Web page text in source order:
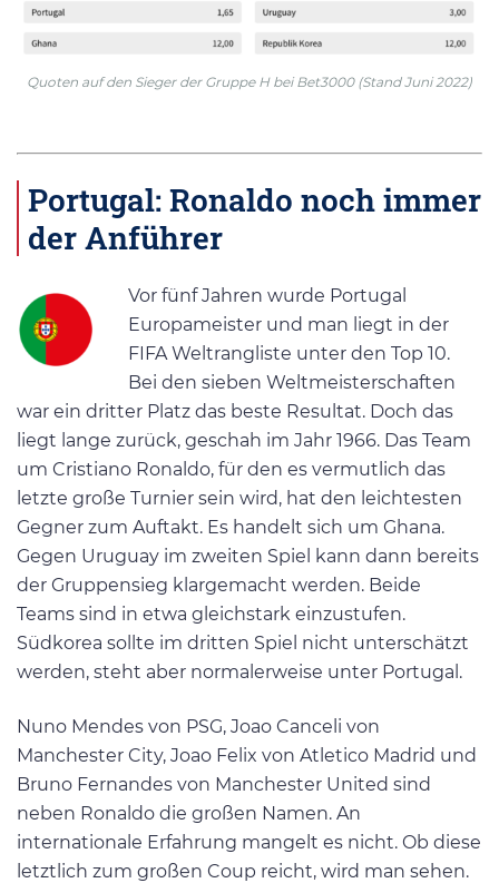
Quoten auf den Sieger der Gruppe H bei Bet3000 (Stand Juni 2022)
Portugal: Ronaldo noch immer
der Anführer
Vor fünf Jahren wurde Portugal
Europameister und man liegt in der
FIFA Weltrangliste unter den Top 10.
Bei den sieben Weltmeisterschaften
war ein dritter Platz das beste Resultat. Doch das
liegt lange zurück, geschah im Jahr 1966. Das Team
um Cristiano Ronaldo, für den es vermutlich das
letzte große Turnier sein wird, hat den leichtesten
Gegner zum Auftakt. Es handelt sich um Ghana.
Gegen Uruguay im zweiten Spiel kann dann bereits
der Gruppensieg klargemacht werden. Beide
Teams sind in etwa gleichstark einzustufen.
Südkorea sollte im dritten Spiel nicht unterschätzt
werden, steht aber normalerweise unter Portugal.
Nuno Mendes von PSG, Joao Canceli von
Manchester City, Joao Felix von Atletico Madrid und
Bruno Fernandes von Manchester United sind
neben Ronaldo die großen Namen. An
internationale Erfahrung mangelt es nicht. Ob diese
letztlich zum großen Coup reicht, wird man sehen.